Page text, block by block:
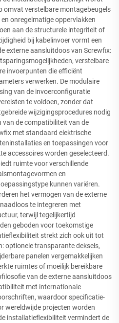
omvat verstelbare montagebeugels
onregelmatige oppervlakken
aan de structurele integriteit of
bij kabelinvoer vormt een
externe aansluitdoos van Screwfix:
verstelbare
invoerpunten die efficiënt
verwerken. De modulaire
van de invoerconfiguratie
te voldoen, zonder dat
wijzigingsprocedures nodig
de compatibiliteit van de
met standaard elektrische
en toepassingen voor
accessoires worden geselecteerd.
ruimte voor verschillende
en
kunnen variëren.
het vermogen van de externe
te integreren met
terwijl tegelijkertijd
geboden voor toekomstige
strekt zich ook uit tot
optionele transparante deksels,
panelen vergemakkelijken
ruimtes of moeilijk bereikbare
van de externe aansluitdoos
met internationale
waardoor specificatie-
wereldwijde projecten worden
installatieflexibiliteit vermindert de